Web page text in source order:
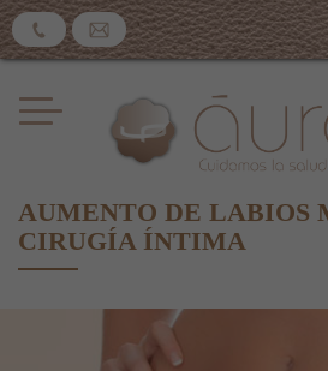
AUMENTO DE LABIOS
CIRUGÍA ÍNTIMA